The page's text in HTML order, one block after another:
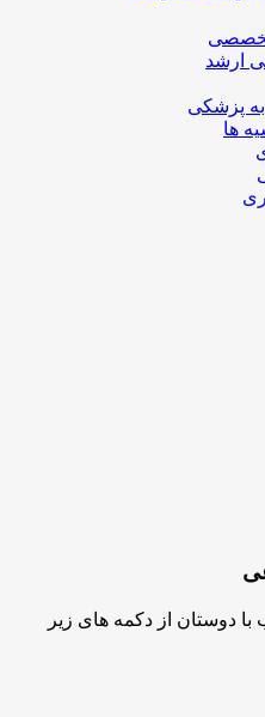
تخصصی
ارشد
به پزشکی
ها
دوستان از دکمه های زیر